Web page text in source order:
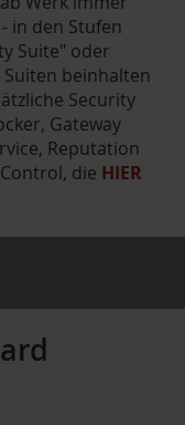
in den Stufen
Suite" oder
Suiten beinhalten
Security
Gateway
Reputation
die HIER